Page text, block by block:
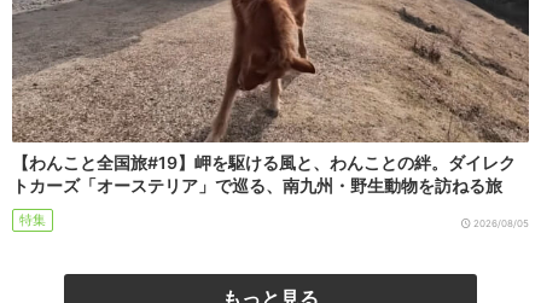
【わんこと全国旅#19】岬を駆ける風と、わんことの絆。ダイレク
トカーズ「オーステリア」で巡る、南九州・野生動物を訪ねる旅
特集 2026/08/05
もっと見る